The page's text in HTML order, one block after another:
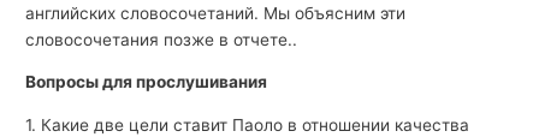
английских словосочетаний. Мы объясним эти
словосочетания позже в отчете..
Вопросы для прослушивания
1. Какие две цели ставит Паоло в отношении качества